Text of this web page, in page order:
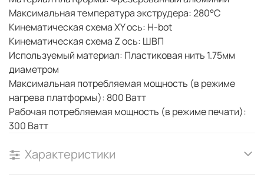
Максимальная температура экструдера: 280°С
Кинематическая схема XY ось: H-bot
Кинематическая схема Z ось: ШВП
Используемый материал: Пластиковая нить 1.75мм
диаметром
Максимальная потребляемая мощность (в режиме
нагрева платформы): 800 Ватт
Рабочая потребляемая мощность (в режиме печати):
300 Ватт
Характеристики